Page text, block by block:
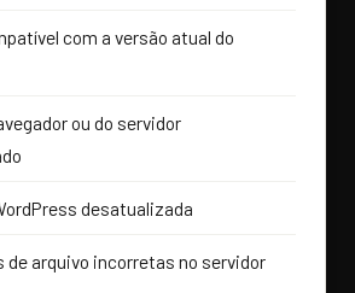
com a versão atual do
ou do servidor
desatualizada
de arquivo incorretas no servidor